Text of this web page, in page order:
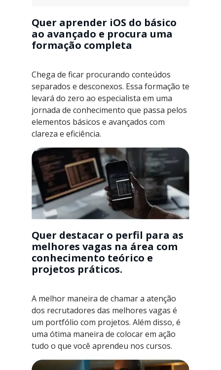
Quer aprender iOS do básico
ao avançado e procura uma
formação completa
Chega de ficar procurando conteúdos
separados e desconexos. Essa formação te
levará do zero ao especialista em uma
jornada de conhecimento que passa pelos
elementos básicos e avançados com
clareza e eficiência.
Quer destacar o perfil para as
melhores vagas na área com
conhecimento teórico e
projetos práticos.
A melhor maneira de chamar a atenção
dos recrutadores das melhores vagas é
um portfólio com projetos. Além disso, é
uma ótima maneira de colocar em ação
tudo o que você aprendeu nos cursos.